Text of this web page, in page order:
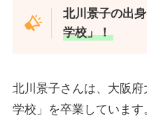
北川景子の出
学校」！
北川景子さんは、大阪
学校」を卒業しています